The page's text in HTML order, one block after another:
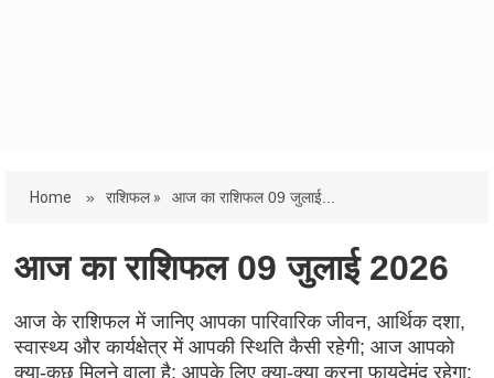
Home » राशिफल » आज का राशिफल 09 जुलाई...
आज का राशिफल 09 जुलाई 2026
आज के राशिफल में जानिए आपका पारिवारिक जीवन, आर्थिक दशा,
स्वास्थ्य और कार्यक्षेत्र में आपकी स्थिति कैसी रहेगी; आज आपको
क्या-कुछ मिलने वाला है; आपके लिए क्या-क्या करना फायदेमंद रहेगा;